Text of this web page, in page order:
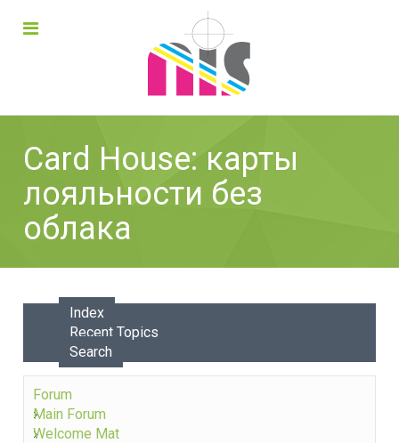
Card House: карты
лояльности без
облака
Index
Recent Topics
Search
Forum
Main Forum
Welcome Mat